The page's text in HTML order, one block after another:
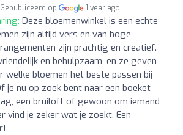
Gepubliceerd op 1 year ago
Deze bloemenwinkel is een echte
zijn altijd vers en van hoge
zijn prachtig en creatief.
en behulpzaam, en ze geven
welke bloemen het beste passen bij
je nu op zoek bent naar een boeket
een bruiloft of gewoon om iemand
vind je zeker wat je zoekt. Een